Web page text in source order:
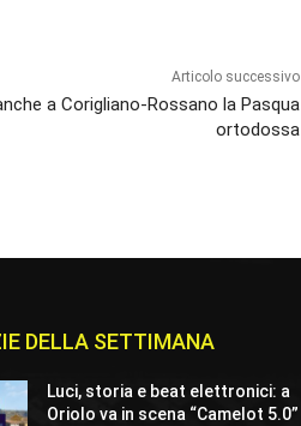
Articolo successivo
a Corigliano-Rossano la Pasqua
ortodossa
DELLA SETTIMANA
Luci, storia e beat elettronici: a
Oriolo va in scena “Camelot 5.0”